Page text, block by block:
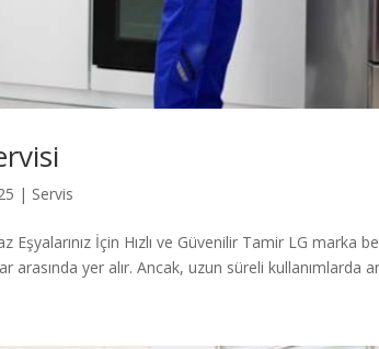
| Servis
Eşyalarınız İçin Hızlı ve Güvenilir Tamir LG marka
arasında yer alır. Ancak, uzun süreli kullanımlarda